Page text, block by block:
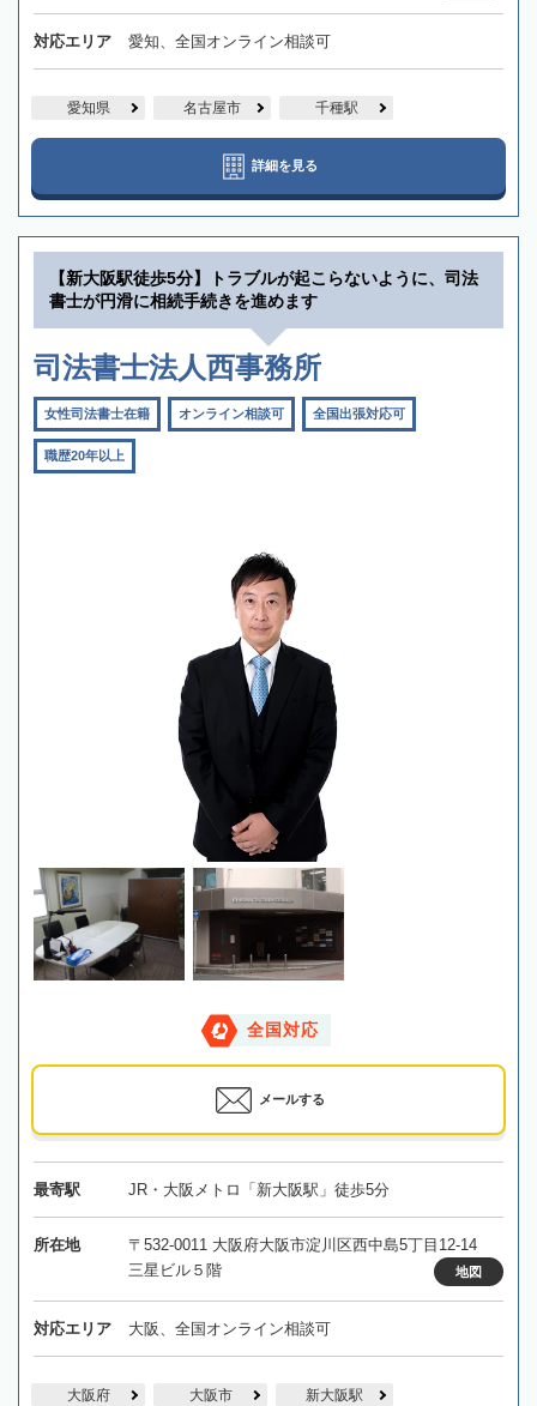
対応エリア 愛知、全国オンライン相談可
愛知県 名古屋市 千種駅
詳細を見る
【新大阪駅徒歩5分】トラブルが起こらないように、司法
書士が円滑に相続手続きを進めます
司法書士法人西事務所
女性司法書士在籍 オンライン相談可 全国出張対応可
職歴20年以上
全国対応
メールする
最寄駅 JR・大阪メトロ「新大阪駅」徒歩5分
所在地
〒532-0011 大阪府大阪市淀川区西中島5丁目12-14
三星ビル５階
地図
対応エリア 大阪、全国オンライン相談可
大阪府 大阪市 新大阪駅